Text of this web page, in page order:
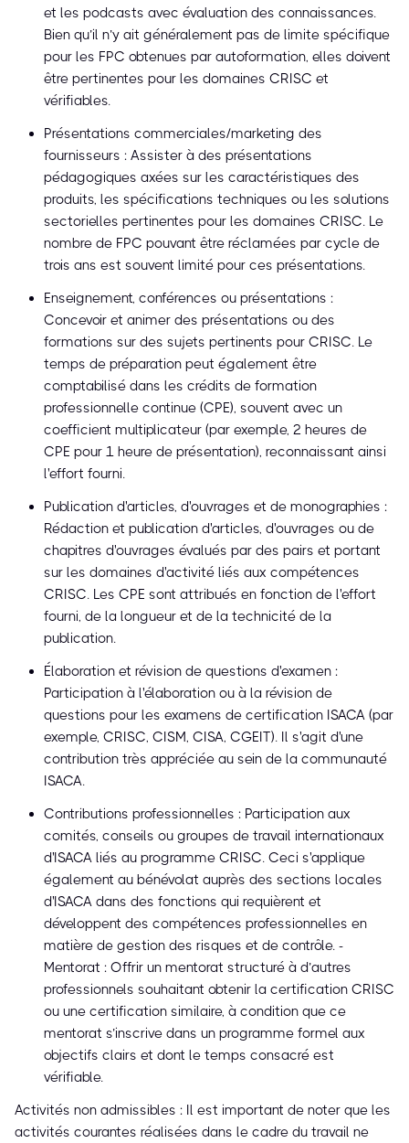
et les podcasts avec évaluation des connaissances.
Bien qu’il n’y ait généralement pas de limite spécifique
pour les FPC obtenues par autoformation, elles doivent
être pertinentes pour les domaines CRISC et
vérifiables.
Présentations commerciales/marketing des
fournisseurs : Assister à des présentations
pédagogiques axées sur les caractéristiques des
produits, les spécifications techniques ou les solutions
sectorielles pertinentes pour les domaines CRISC. Le
nombre de FPC pouvant être réclamées par cycle de
trois ans est souvent limité pour ces présentations.
Enseignement, conférences ou présentations :
Concevoir et animer des présentations ou des
formations sur des sujets pertinents pour CRISC. Le
temps de préparation peut également être
comptabilisé dans les crédits de formation
professionnelle continue (CPE), souvent avec un
coefficient multiplicateur (par exemple, 2 heures de
CPE pour 1 heure de présentation), reconnaissant ainsi
l'effort fourni.
Publication d'articles, d'ouvrages et de monographies :
Rédaction et publication d'articles, d'ouvrages ou de
chapitres d'ouvrages évalués par des pairs et portant
sur les domaines d'activité liés aux compétences
CRISC. Les CPE sont attribués en fonction de l'effort
fourni, de la longueur et de la technicité de la
publication.
Élaboration et révision de questions d'examen :
Participation à l'élaboration ou à la révision de
questions pour les examens de certification ISACA (par
exemple, CRISC, CISM, CISA, CGEIT). Il s'agit d'une
contribution très appréciée au sein de la communauté
ISACA.
Contributions professionnelles : Participation aux
comités, conseils ou groupes de travail internationaux
d'ISACA liés au programme CRISC. Ceci s'applique
également au bénévolat auprès des sections locales
d'ISACA dans des fonctions qui requièrent et
développent des compétences professionnelles en
matière de gestion des risques et de contrôle. -
Mentorat : Offrir un mentorat structuré à d’autres
professionnels souhaitant obtenir la certification CRISC
ou une certification similaire, à condition que ce
mentorat s’inscrive dans un programme formel aux
objectifs clairs et dont le temps consacré est
vérifiable.
Activités non admissibles : Il est important de noter que les
activités courantes réalisées dans le cadre du travail ne